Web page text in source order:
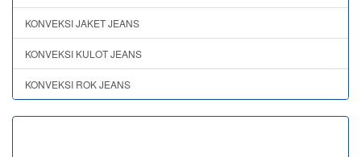
KONVEKSI JAKET JEANS
KONVEKSI KULOT JEANS
KONVEKSI ROK JEANS